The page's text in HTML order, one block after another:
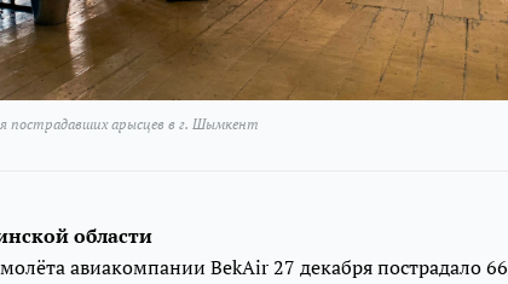
пострадавших арысцев в г. Шымкент
области
авиакомпании BekAir 27 декабря пострадало 66